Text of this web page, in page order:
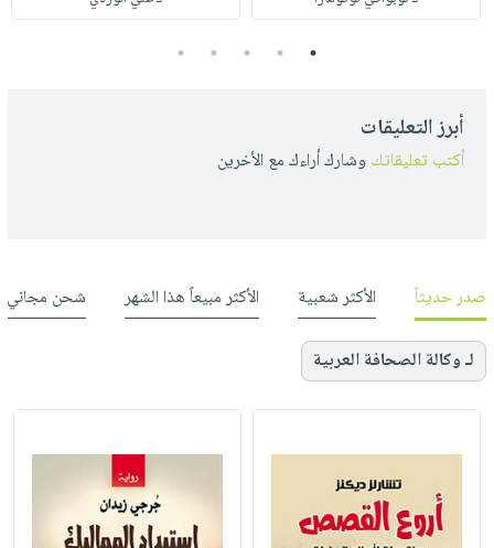
1
2
3
4
5
أبرز التعليقات
أكتب تعليقاتك وشارك أراءك مع الأخرين
صدر حديثاً الأكثر شعبية الأكثر مبيعاً هذا الشهر شحن مجاني
لـ وكالة الصحافة العربية